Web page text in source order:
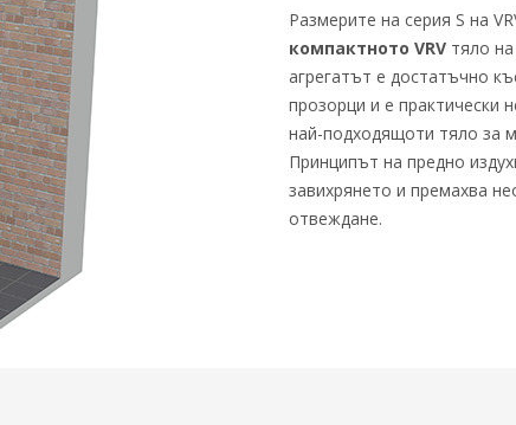
Размерите на серия S на
компактното VRV тяло
агрегатът е достатъчно
прозорци и е практически
най-подходящоти тяло за
Принципът на предно
завихрянето и премахва
отвеждане.